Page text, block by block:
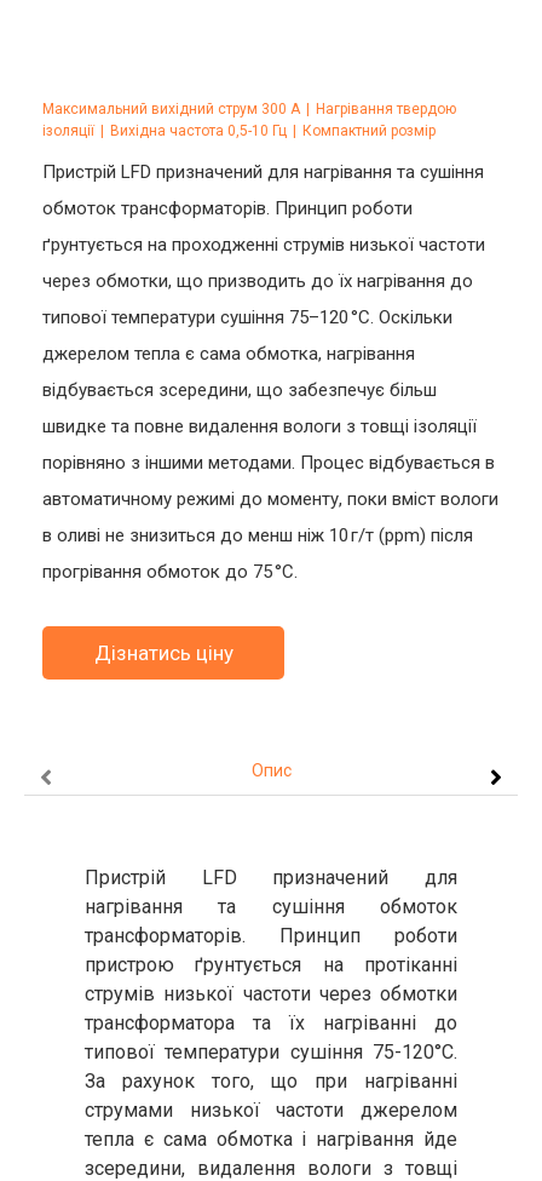
Максимальний вихідний струм 300 А
Нагрівання твердою
ізоляції
Вихідна частота 0,5-10 Гц Компактний розмір
Пристрій LFD призначений для нагрівання та сушіння
обмоток трансформаторів. Принцип роботи
ґрунтується на проходженні струмів низької частоти
через обмотки, що призводить до їх нагрівання до
типової температури сушіння 75–120 °C. Оскільки
джерелом тепла є сама обмотка, нагрівання
відбувається зсередини, що забезпечує більш
швидке та повне видалення вологи з товщі ізоляції
порівняно з іншими методами. Процес відбувається в
автоматичному режимі до моменту, поки вміст вологи
в оливі не знизиться до менш ніж 10 г/т (ppm) після
прогрівання обмоток до 75 °C.
Дізнатись ціну
Опис
Пристрій LFD призначений для
нагрівання та сушіння обмоток
трансформаторів. Принцип роботи
пристрою ґрунтується на протіканні
струмів низької частоти через обмотки
трансформатора та їх нагріванні до
типової температури сушіння 75-120°C.
За рахунок того, що при нагріванні
струмами низької частоти джерелом
тепла є сама обмотка і нагрівання йде
зсередини, видалення вологи з товщі